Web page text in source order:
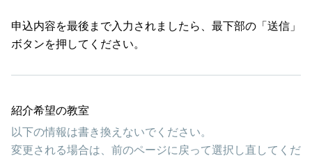
申込内容を最後まで入力されましたら、最下部の「送信」
ボタンを押してください。
紹介希望の教室
以下の情報は書き換えないでください。
変更される場合は、前のページに戻って選択し直してくだ